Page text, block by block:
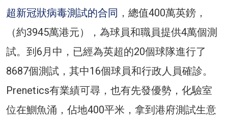
超新冠狀病毒測試的合同 ，總值400萬英鎊，
（約3945萬港元），為球員和職員提供4萬個測
試。到6月中，已經為英超的20個球隊進行了
8687個測試，其中16個球員和行政人員確診。
Prenetics有業績可尋，也有先發優勢，化驗室
位在鰂魚涌，佔地400平米，拿到港府測試生意